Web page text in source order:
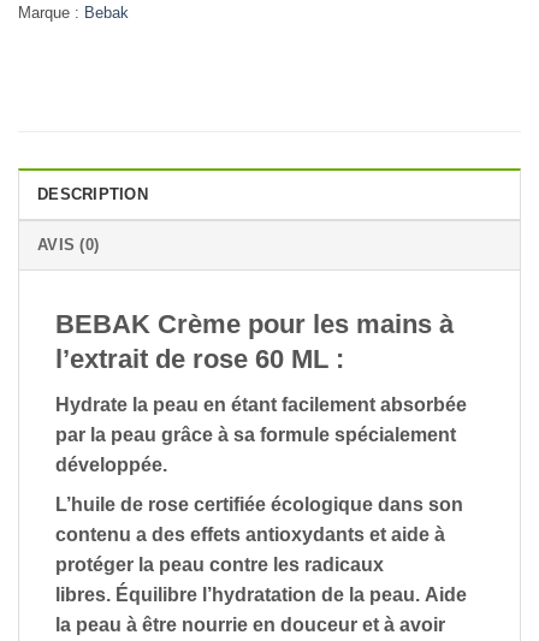
Marque : Bebak
DESCRIPTION
AVIS (0)
BEBAK Crème pour les mains à
l’extrait de rose 60 ML :
Hydrate la peau en étant facilement absorbée
par la peau grâce à sa formule spécialement
développée.
L’huile de rose certifiée écologique dans son
contenu a des effets antioxydants et aide à
protéger la peau contre les radicaux
libres. Équilibre l’hydratation de la peau. Aide
la peau à être nourrie en douceur et à avoir